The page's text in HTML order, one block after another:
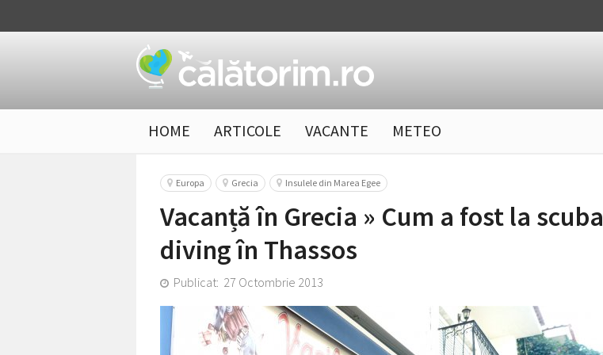
HOME ARTICOLE VACANTE METEO
Europa Grecia Insulele din Marea Egee
Vacanță în Grecia » Cum a fost la scuba
diving în Thassos
Publicat: 27 Octombrie 2013